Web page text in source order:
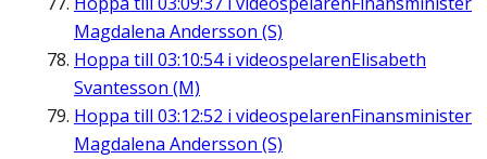
Magdalena Andersson (S)
Hoppa till 03:10:54i videospelarenElisabeth
Svantesson (M)
Hoppa till 03:12:52 i videospelarenFinansminister
Magdalena Andersson (S)